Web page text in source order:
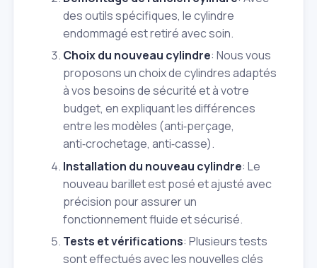
des outils spécifiques, le cylindre
endommagé est retiré avec soin.
Choix du nouveau cylindre: Nous vous
proposons un choix de cylindres adaptés
à vos besoins de sécurité et à votre
budget, en expliquant les différences
entre les modèles (anti‑perçage,
anti‑crochetage, anti‑casse).
Installation du nouveau cylindre: Le
nouveau barillet est posé et ajusté avec
précision pour assurer un
fonctionnement fluide et sécurisé.
Tests et vérifications: Plusieurs tests
sont effectués avec les nouvelles clés